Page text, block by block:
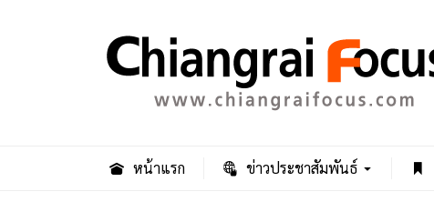
หน้าแรก ข่าวประชาสัมพันธ์